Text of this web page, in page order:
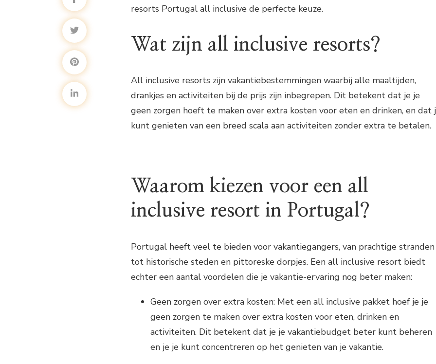
resorts Portugal all inclusive de perfecte keuze.
Wat zijn all inclusive resorts?
All inclusive resorts zijn vakantiebestemmingen waarbij alle maaltijden,
drankjes en activiteiten bij de prijs zijn inbegrepen. Dit betekent dat je je
geen zorgen hoeft te maken over extra kosten voor eten en drinken, en dat
kunt genieten van een breed scala aan activiteiten zonder extra te betalen.
Waarom kiezen voor een all
inclusive resort in Portugal?
Portugal heeft veel te bieden voor vakantiegangers, van prachtige stranden
tot historische steden en pittoreske dorpjes. Een all inclusive resort biedt
echter een aantal voordelen die je vakantie-ervaring nog beter maken:
Geen zorgen over extra kosten: Met een all inclusive pakket hoef je je
geen zorgen te maken over extra kosten voor eten, drinken en
activiteiten. Dit betekent dat je je vakantiebudget beter kunt beheren
en je je kunt concentreren op het genieten van je vakantie.